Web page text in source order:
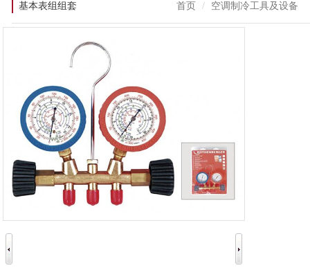
基本表组组套 首页 空调制冷工具及设备